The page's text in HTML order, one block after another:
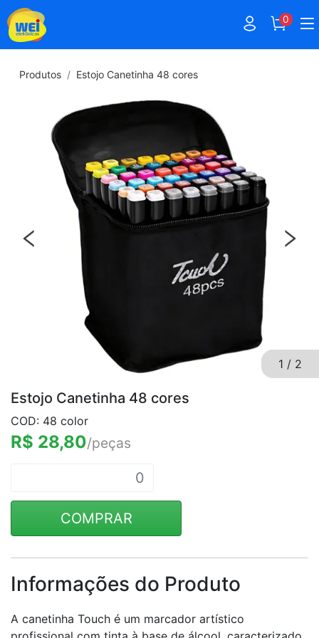
0
Produtos Estojo Canetinha 48 cores
1 / 2
Estojo Canetinha 48 cores
COD: 48 color
R$ 28,80/peças
COMPRAR
Informações do Produto
A canetinha Touch é um marcador artístico